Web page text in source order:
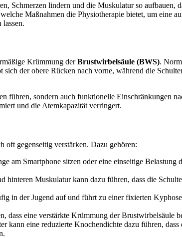
Schmerzen lindern und die Muskulatur so
Maßnahmen die Physiotherapie bietet, um eine
lassen.
Krümmung derBrustwirbelsäule (BWS).
der obere Rücken nach vorne, während die
führen, sondern auch funktionelle Einschränkungen
und die Atemkapazität verringert.
oft gegenseitig verstärken. Dazu gehören:
am Smartphone sitzen oder eine einseitige
hinteren Muskulatur kann dazu führen, dass die
in der Jugend auf und führt zu einer fixierten
dass eine verstärkte Krümmung der Brustwirbelsäule
kann eine reduzierte Knochendichte dazu führen,